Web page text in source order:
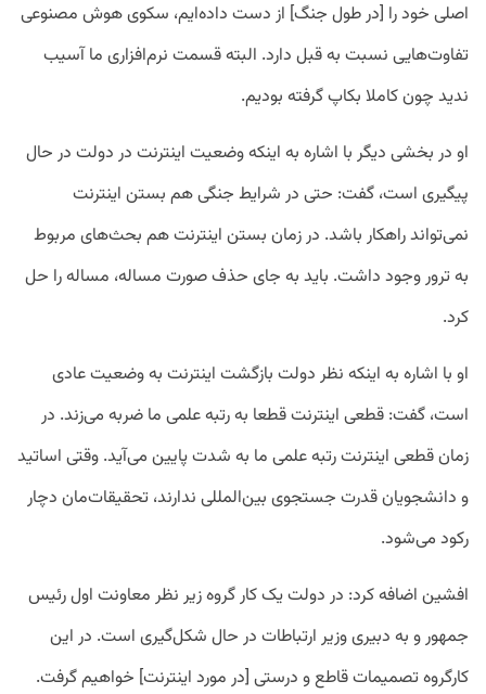
اصلی خود را [در طول جنگ] از دست داده‌ایم، سکوی هوش مصنوعی
تفاوت‌هایی نسبت به قبل دارد. البته قسمت نرم‌افزاری ما آسیب
ندید چون کاملا بکاپ گرفته بودیم‌.
او در بخشی دیگر با اشاره به اینکه وضعیت اینترنت در دولت در حال
پیگیری است، گفت: حتی در شرایط جنگی هم بستن اینترنت
نمی‌تواند راهکار باشد. در زمان بستن اینترنت هم بحث‌های مربوط
به ترور وجود داشت. باید به جای حذف صورت مساله، مساله را حل
کرد.
او با اشاره به اینکه نظر دولت بازگشت اینترنت به وضعیت عادی
است، گفت: قطعی اینترنت قطعا به رتبه علمی ما ضربه می‌زند. در
زمان قطعی اینترنت رتبه علمی ما به شدت پایین می‌آید. وقتی اساتید
و دانشجویان قدرت جستجوی بین‌المللی ندارند، تحقیقات‌مان دچار
رکود می‌شود.
افشین اضافه کرد: در دولت یک کار گروه زیر نظر معاونت اول رئیس
جمهور و به دبیری وزیر ارتباطات در حال شکل‌گیری است. در این
کارگروه تصمیمات قاطع و درستی [در مورد اینترنت] خواهیم گرفت.